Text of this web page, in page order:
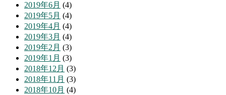
2019年6月 (4)
2019年5月 (4)
2019年4月 (4)
2019年3月 (4)
2019年2月 (3)
2019年1月 (3)
2018年12月 (3)
2018年11月 (3)
2018年10月 (4)